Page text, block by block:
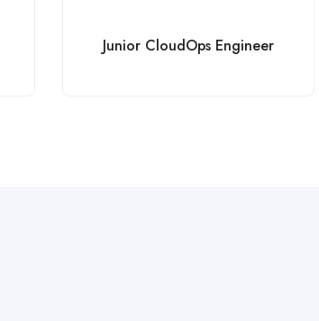
Junior CloudOps Engineer